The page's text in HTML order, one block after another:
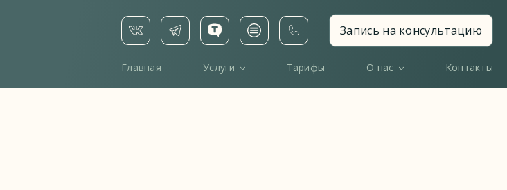
Запись на консультацию
Главная Услуги Тарифы О нас Контакты